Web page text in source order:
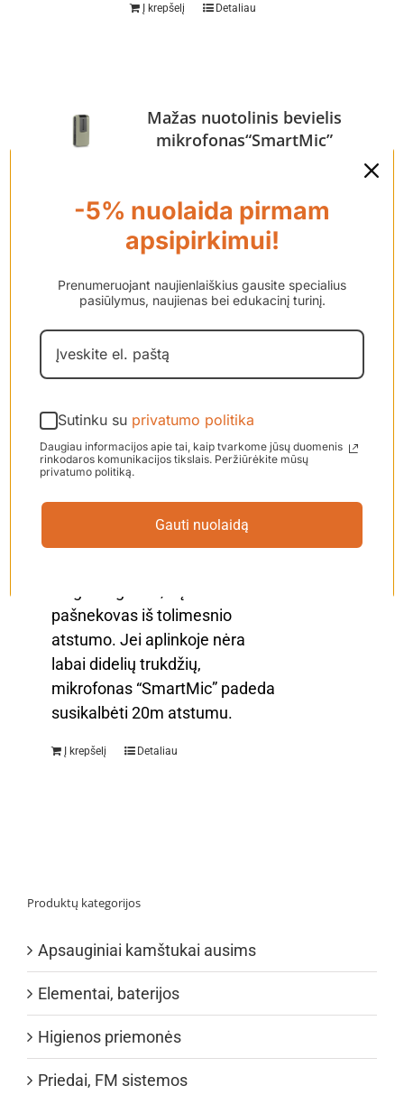
Į krepšelį Detaliau
Mažas nuotolinis bevielis
mikrofonas“SmartMic”
Tai itin aukštos kokybės
pagalba galimas tiesioginis
klausos apparatus iš Bluetooth
planšetės, išmaniųjų asistentų
(pavyzdžiui: “Alexa”, “Siri” ir
“Google Asistant”). Jūs galite
“SmartMic” pokalbių metu, kai
pašnekovas iš tolimesnio
atstumo. Jei aplinkoje nėra
labai didelių trukdžių,
mikrofonas “SmartMic” padeda
susikalbėti 20m atstumu.
Į krepšelį Detaliau
Produktų kategorijos
Apsauginiai kamštukai ausims
Elementai, baterijos
Higienos priemonės
Priedai, FM sistemos
-5% nuolaida pirmam
apsipirkimui!
Prenumeruojant naujienlaiškius gausite specialius
pasiūlymus, naujienas bei edukacinį turinį.
Sutinku su privatumo politika
Daugiau informacijos apie tai, kaip tvarkome jūsų duomenis
rinkodaros komunikacijos tikslais. Peržiūrėkite mūsų
privatumo politiką.
Gauti nuolaidą